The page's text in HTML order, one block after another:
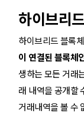
하이브리
하이브리드 블록
이 연결된 블록체
생하는 모든 거래
래 내역을 공개할
거래내역을 볼 수